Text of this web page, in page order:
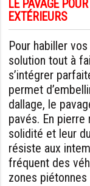
LE PAVAGE
EXTÉRIEURS
Pour habiller
solution tout à
s’intégrer
permet
dallage, le
pavés. En
solidité et leur
résiste aux
fréquent des
zones